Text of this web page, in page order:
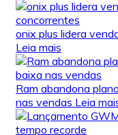
onix plus lidera
Leia mais
Ram abandona
nas vendas Leia